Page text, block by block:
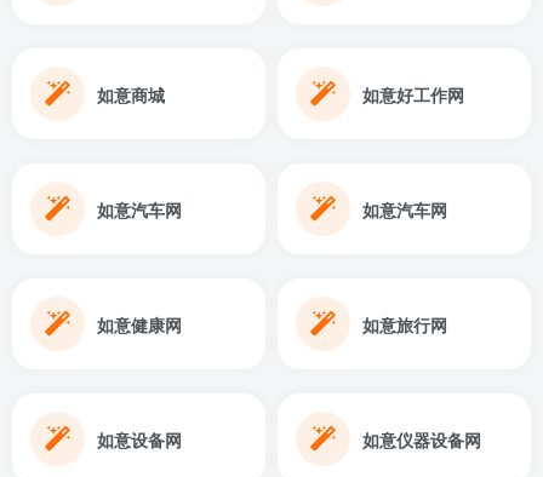
如意商城 如意好工作网
如意汽车网 如意汽车网
如意健康网 如意旅行网
如意设备网 如意仪器设备网